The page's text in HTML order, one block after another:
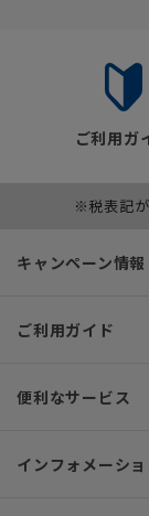
ご利用ガ
※税表記
キャンペーン情報
ご利用ガイド
便利なサービス
インフォメーショ